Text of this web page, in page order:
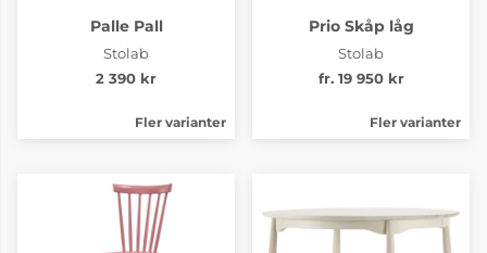
Palle Pall
Stolab
2 390 kr
Fler varianter
Prio Skåp låg
Stolab
fr. 19 950 kr
Fler varianter